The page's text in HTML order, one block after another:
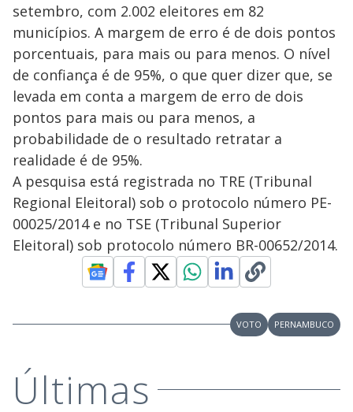
setembro, com 2.002 eleitores em 82
municípios. A margem de erro é de dois pontos
porcentuais, para mais ou para menos. O nível
de confiança é de 95%, o que quer dizer que, se
levada em conta a margem de erro de dois
pontos para mais ou para menos, a
probabilidade de o resultado retratar a
realidade é de 95%.
A pesquisa está registrada no TRE (Tribunal
Regional Eleitoral) sob o protocolo número PE-
00025/2014 e no TSE (Tribunal Superior
Eleitoral) sob protocolo número BR-00652/2014.
VOTO PERNAMBUCO
Últimas